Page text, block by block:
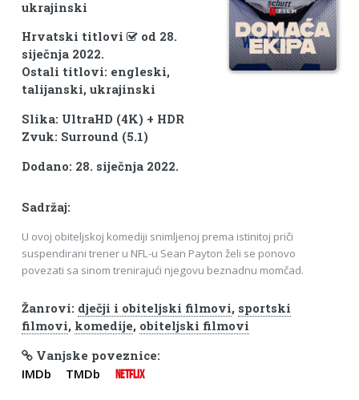
ukrajinski
Hrvatski titlovi
od 28.
siječnja 2022.
Ostali titlovi: engleski,
talijanski, ukrajinski
Slika: UltraHD (4K) + HDR
Zvuk: Surround (5.1)
Dodano: 28. siječnja 2022.
Sadržaj:
U ovoj obiteljskoj komediji snimljenoj prema istinitoj priči
suspendirani trener u NFL-u Sean Payton želi se ponovo
povezati sa sinom trenirajući njegovu beznadnu momčad.
Žanrovi: dječji i obiteljski filmovi, sportski
filmovi, komedije, obiteljski filmovi
Vanjske poveznice:
IMDb TMDb NETFLIX